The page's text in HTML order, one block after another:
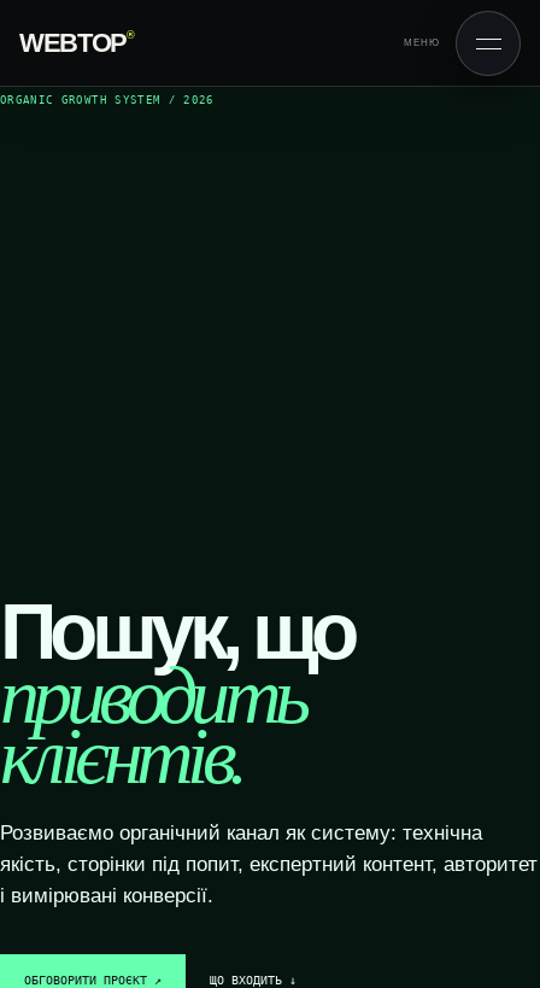
WEBTOP®
МЕНЮ
ORGANIC GROWTH SYSTEM / 2026
Пошук, що
приводить
клієнтів.
Розвиваємо органічний канал як систему: технічна
якість, сторінки під попит, експертний контент, авторитет
і вимірювані конверсії.
ОБГОВОРИТИ ПРОЄКТ ↗ ЩО ВХОДИТЬ ↓